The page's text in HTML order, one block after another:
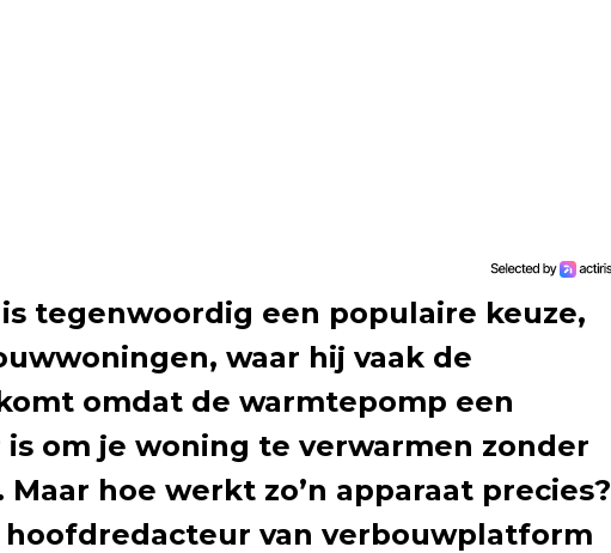
tegenwoordig een populaire keuze,
waar hij vaak de
omdat de warmtepomp een
om je woning te verwarmen zonder
hoe werkt zo’n apparaat precies?
hoofdredacteur van verbouwplatform